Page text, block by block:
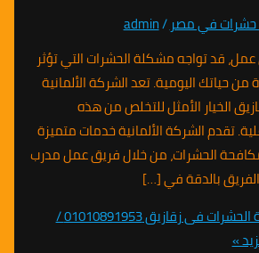
/
admin
مشكلة الحشرات التي تؤثر
تعد الشركة الألمانية
للتخلص من هذه
الألمانية خدمات متميزة
من خلال فريق عمل مدرب
في […]
الشركة الالمانية لإبادة الحشرات فى زقازيق 01010891953 /